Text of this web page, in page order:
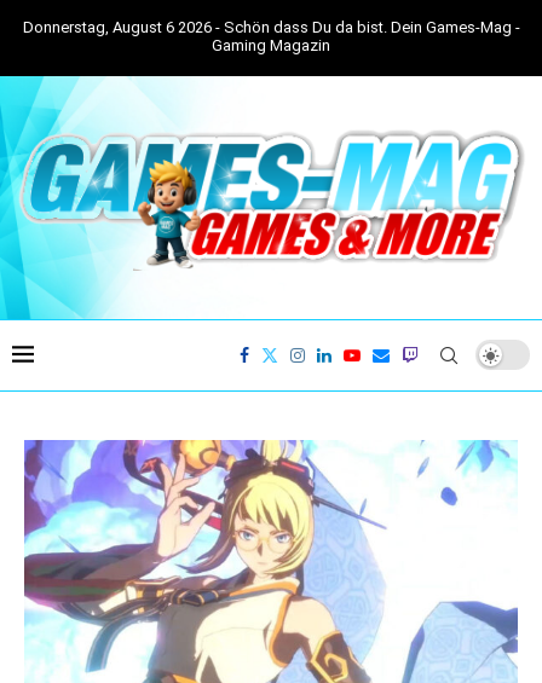
Donnerstag, August 6 2026 - Schön dass Du da bist. Dein Games-Mag -
Gaming Magazin